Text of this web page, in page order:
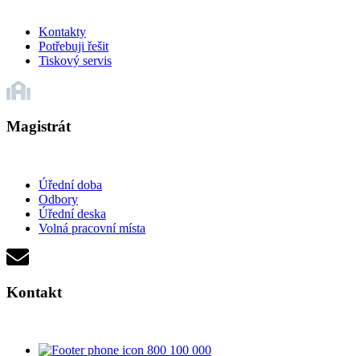
Kontakty
Potřebuji řešit
Tiskový servis
Magistrát
Úřední doba
Odbory
Úřední deska
Volná pracovní místa
Kontakt
800 100 000